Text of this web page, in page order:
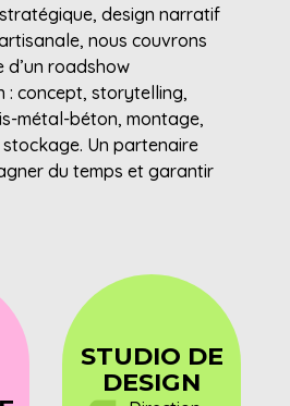
design narratif
nous couvrons
d’un roadshow
: concept, storytelling,
métal-béton, montage,
Un partenaire
du temps et garantir
STUDIO DE
DESIGN